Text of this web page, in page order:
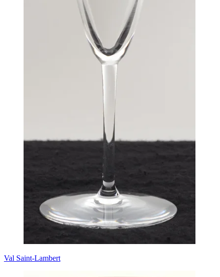
Val Saint-Lambert